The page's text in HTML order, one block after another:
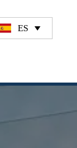
ES 